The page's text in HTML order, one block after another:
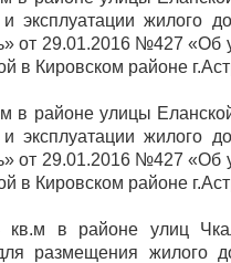
эксплуатации жилого
от 29.01.2016 №427 «Об
в Кировском районе
в районе улицы
эксплуатации жилого
от 29.01.2016 №427 «Об
в Кировском районе
в районе улиц
размещения жилого